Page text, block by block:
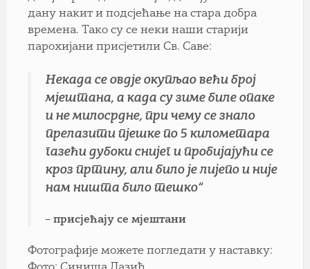
дану накит и подсјећање на стара добра
времена. Тако су се неки наши старији
парохијани присјетили Св. Саве:
Некада се овдје окупљао већи број
мјештана, а када су зиме биле опаке
и не милосрдне, при чему се знало
прелазити пјешке по 5 километара
газећи дубоки снијег и пробијајући се
кроз пртину, али било је лијепо и није
нам ништа било тешко“
– присјећају се мјештани
Фотографије можете погледати у наставку: